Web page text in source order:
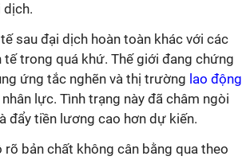
dịch.
sau đại dịch hoàn toàn khác với các
trong quá khứ. Thế giới đang chứng
ứng tắc nghẽn và thị trường lao động
nhân lực. Tình trạng này đã châm ngòi
đẩy tiền lương cao hơn dự kiến.
rõ bản chất không cân bằng qua theo